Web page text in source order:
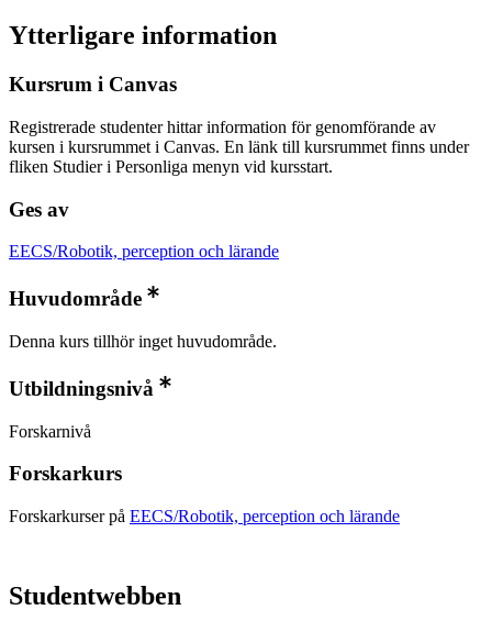
Ytterligare information
Kursrum i Canvas
Registrerade studenter hittar information för genomförande av
kursen i kursrummet i Canvas. En länk till kursrummet finns under
fliken Studier i Personliga menyn vid kursstart.
Ges av
EECS/Robotik, perception och lärande
Huvudområde
Denna kurs tillhör inget huvudområde.
Utbildningsnivå
Forskarnivå
Forskarkurs
Forskarkurser på EECS/Robotik, perception och lärande
Studentwebben